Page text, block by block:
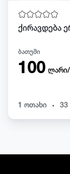
ბათუმი
100
1 ოთახი . 33